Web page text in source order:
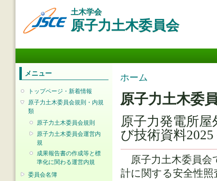
動
土木学会
原子力土木委員会
メニュー
トップページ・新着情報
原子力土木委員会規則・内規
類
原子力土木委員会規則
原子力土木委員会運営内
規
成果報告書の作成等と標
準化に関わる運営内規
委員会名簿
現在地
ホーム
原子力土木委
原子力発電所
び技術資料
原子力土木委員会
計に関する安全性